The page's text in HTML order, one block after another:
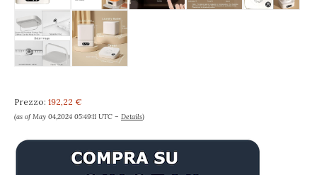
Prezzo: 192,22 €
(as of May 04,2024 05:49:11 UTC – Details)